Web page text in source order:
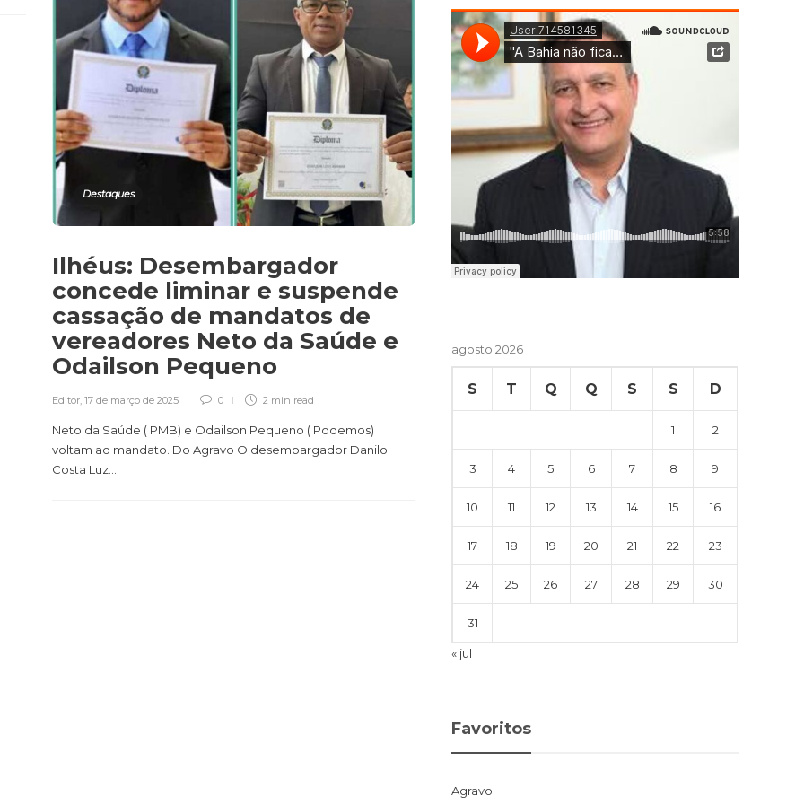
Destaques
Ilhéus: Desembargador
concede liminar e suspende
cassação de mandatos de
vereadores Neto da Saúde e
Odailson Pequeno
Editor, 17 de março de 2025 0 2 min read
Neto da Saúde ( PMB) e Odailson Pequeno ( Podemos)
voltam ao mandato. Do Agravo O desembargador Danilo
Costa Luz...
agosto 2026
S T Q Q S S D
1 2
3 4 5 6 7 8 9
10 11 12 13 14 15 16
17 18 19 20 21 22 23
24 25 26 27 28 29 30
31
« jul
Favoritos
Agravo